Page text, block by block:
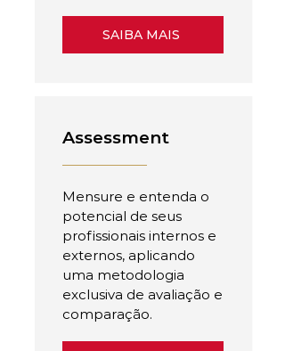
SAIBA MAIS
Assessment
Mensure e entenda o
potencial de seus
profissionais internos e
externos, aplicando
uma metodologia
exclusiva de avaliação e
comparação.